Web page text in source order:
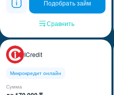
Подобрать займ
Сравнить
ICredit
Микрокредит онлайн
Сумма